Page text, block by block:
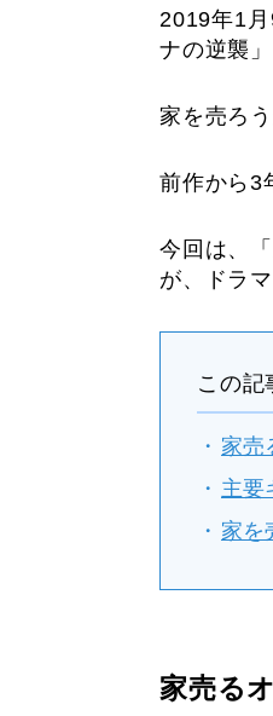
2019年1
ナの逆襲」
家を売ろ
前作から3
今回は、
が、ドラ
この記
家売
主要
家を
家売る